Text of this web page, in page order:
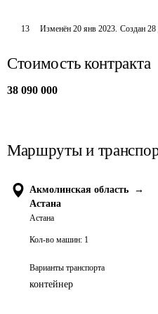
13 Изменён20 янв 2023. Создан 28
Стоимость контракта
38 090 000
Маршруты и
Акмолинская область
→
Астана
Астана
Кол-во машин: 1
Варианты транспорта
контейнер